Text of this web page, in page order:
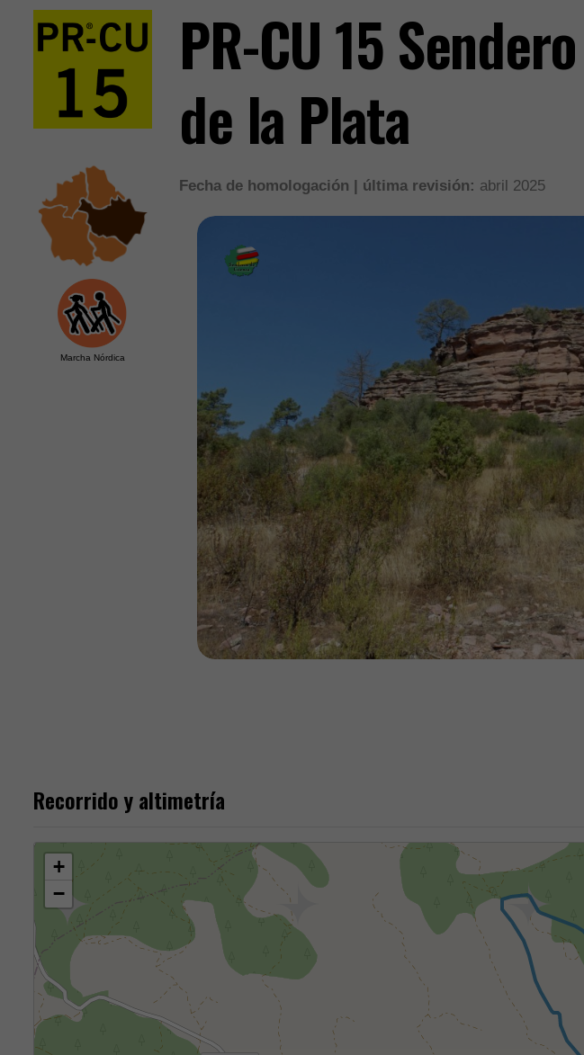
Marcha Nórdica
PR-CU 15
de la Plata
Fecha de homologación | última revisión: abril 2025
Recorrido y altimetría
+
−